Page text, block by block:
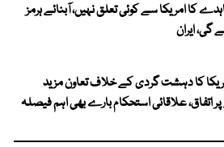
کا امریکا سے کوئی تعلق نہیں، آبنائے ہرمز
گی، ایران
کا دہشت گردی کے خلاف تعاون مزید
اتفاق، علاقائی استحکام بارے بھی اہم فیصلہ